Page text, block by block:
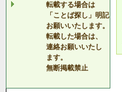
転載する場合は
「ことば探し」明記
お願いいたします。
転載した場合は、
連絡お願いいたし
ます。
無断掲載禁止